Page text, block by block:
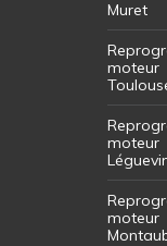
Muret
moteur
moteur
moteur